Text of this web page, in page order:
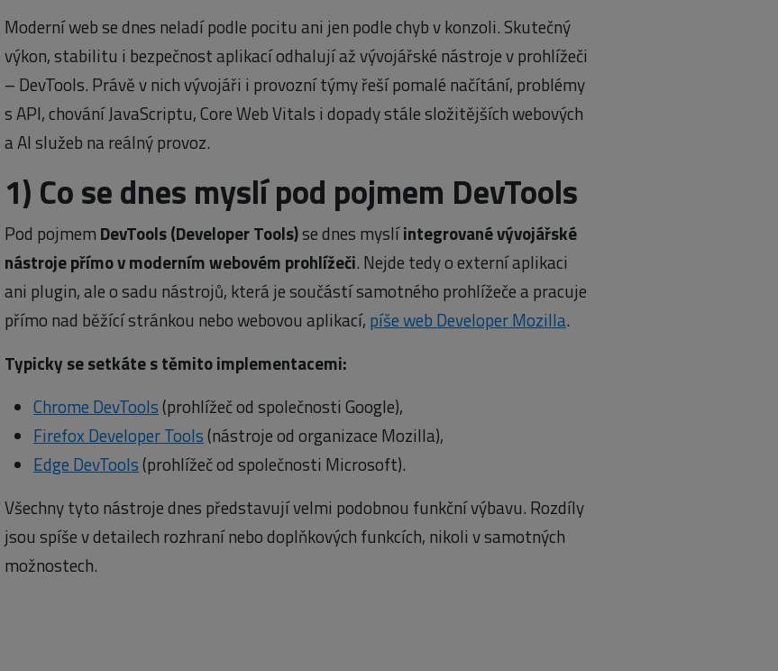
Moderní web se dnes neladí podle pocitu ani jen podle chyb v konzoli. Skutečný
výkon, stabilitu i bezpečnost aplikací odhalují až vývojářské nástroje v prohlížeči
– DevTools. Právě v nich vývojáři i provozní týmy řeší pomalé načítání, problémy
s API, chování JavaScriptu, Core Web Vitals i dopady stále složitějších webových
a AI služeb na reálný provoz.
1) Co se dnes myslí pod pojmem DevTools
Pod pojmem DevTools (Developer Tools)se dnes myslíintegrované vývojářské
nástroje přímo v moderním webovém prohlížeči. Nejde tedy o externí aplikaci
ani plugin, ale o sadu nástrojů, která je součástí samotného prohlížeče a pracuje
přímo nad běžící stránkou nebo webovou aplikací, píše web Developer Mozilla.
Typicky se setkáte s těmito implementacemi:
Chrome DevTools(prohlížeč od společnosti Google),
Firefox Developer Tools(nástroje od organizace Mozilla),
Edge DevTools(prohlížeč od společnosti Microsoft).
Všechny tyto nástroje dnes představují velmi podobnou funkční výbavu. Rozdíly
jsou spíše v detailech rozhraní nebo doplňkových funkcích, nikoli v samotných
možnostech.